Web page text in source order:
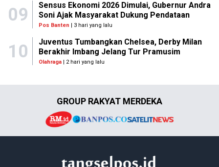
09
Sensus Ekonomi 2026 Dimulai, Gubernur Andra
Soni Ajak Masyarakat Dukung Pendataan
Pos Banten | 3 hari yang lalu
10
Juventus Tumbangkan Chelsea, Derby Milan
Berakhir Imbang Jelang Tur Pramusim
Olahraga| 2 hari yang lalu
GROUP RAKYAT MERDEKA